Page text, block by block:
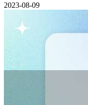
2023-08-09